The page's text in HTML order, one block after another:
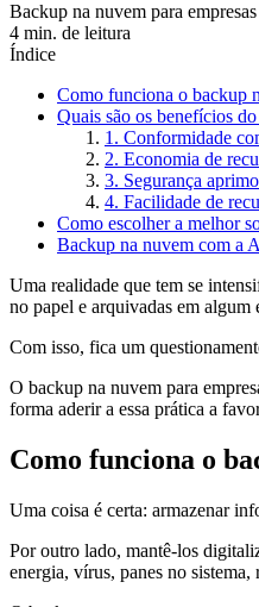
Backup na nuvem para
4 min. de leitura
Índice
Como funciona o backup
Quais são os benefícios
1. Conformidade
2. Economia de
3. Segurança
4. Facilidade de
Como escolher a melhor
Backup na nuvem com a
Uma realidade que tem se
no papel e arquivadas em algum
Com isso, fica um
O backup na nuvem para
forma aderir a essa prática a
Como funciona o
Uma coisa é certa: armazenar
Por outro lado, mantê-los
energia, vírus, panes no sistema,